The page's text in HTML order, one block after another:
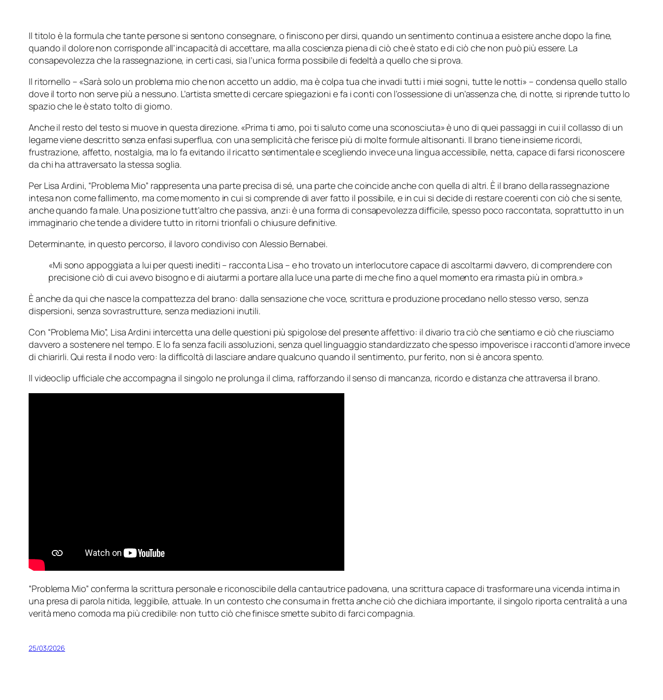
Il titolo è la formula che tante persone si sentono consegnare, o finiscono per dirsi, quando un sentimento continua a esistere anche dopo la fine,
quando il dolore non corrisponde all’incapacità di accettare, ma alla coscienza piena di ciò che è stato e di ciò che non può più essere. La
consapevolezza che la rassegnazione, in certi casi, sia l’unica forma possibile di fedeltà a quello che si prova.
Il ritornello – «Sarà solo un problema mio che non accetto un addio, ma è colpa tua che invadi tutti i miei sogni, tutte le notti» – condensa quello stallo
dove il torto non serve più a nessuno. L’artista smette di cercare spiegazioni e fa i conti con l’ossessione di un’assenza che, di notte, si riprende tutto lo
spazio che le è stato tolto di giorno.
Anche il resto del testo si muove in questa direzione. «Prima ti amo, poi ti saluto come una sconosciuta» è uno di quei passaggi in cui il collasso di un
legame viene descritto senza enfasi superflua, con una semplicità che ferisce più di molte formule altisonanti. Il brano tiene insieme ricordi,
frustrazione, affetto, nostalgia, ma lo fa evitando il ricatto sentimentale e scegliendo invece una lingua accessibile, netta, capace di farsi riconoscere
da chi ha attraversato la stessa soglia.
Per Lisa Ardini, “Problema Mio” rappresenta una parte precisa di sé, una parte che coincide anche con quella di altri. È il brano della rassegnazione
intesa non come fallimento, ma come momento in cui si comprende di aver fatto il possibile, e in cui si decide di restare coerenti con ciò che si sente,
anche quando fa male. Una posizione tutt’altro che passiva, anzi: è una forma di consapevolezza difficile, spesso poco raccontata, soprattutto in un
immaginario che tende a dividere tutto in ritorni trionfali o chiusure definitive.
Determinante, in questo percorso, il lavoro condiviso con Alessio Bernabei.
«Mi sono appoggiata a lui per questi inediti – racconta Lisa – e ho trovato un interlocutore capace di ascoltarmi davvero, di comprendere con
precisione ciò di cui avevo bisogno e di aiutarmi a portare alla luce una parte di me che fino a quel momento era rimasta più in ombra.»
È anche da qui che nasce la compattezza del brano: dalla sensazione che voce, scrittura e produzione procedano nello stesso verso, senza
dispersioni, senza sovrastrutture, senza mediazioni inutili.
Con “Problema Mio”, Lisa Ardini intercetta una delle questioni più spigolose del presente affettivo: il divario tra ciò che sentiamo e ciò che riusciamo
davvero a sostenere nel tempo. E lo fa senza facili assoluzioni, senza quel linguaggio standardizzato che spesso impoverisce i racconti d’amore invece
di chiarirli. Qui resta il nodo vero: la difficoltà di lasciare andare qualcuno quando il sentimento, pur ferito, non si è ancora spento.
Il videoclip ufficiale che accompagna il singolo ne prolunga il clima, rafforzando il senso di mancanza, ricordo e distanza che attraversa il brano.
“Problema Mio” conferma la scrittura personale e riconoscibile della cantautrice padovana, una scrittura capace di trasformare una vicenda intima in
una presa di parola nitida, leggibile, attuale. In un contesto che consuma in fretta anche ciò che dichiara importante, il singolo riporta centralità a una
verità meno comoda ma più credibile: non tutto ciò che finisce smette subito di farci compagnia.
25/03/2026